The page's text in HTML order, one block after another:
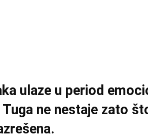
ulaze u period
ne nestaje zato